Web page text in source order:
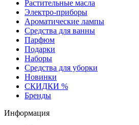
Растительные масла
Электро-приборы
Ароматические лампы
Средства для ванны
Парфюм
Подарки
Наборы
Средства для уборки
Новинки
СКИДКИ %
Бренды
Информация